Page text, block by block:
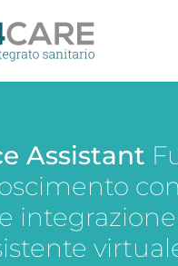
Assistant